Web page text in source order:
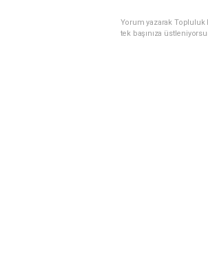
Yorum yazarak Topluluk
tek başınıza